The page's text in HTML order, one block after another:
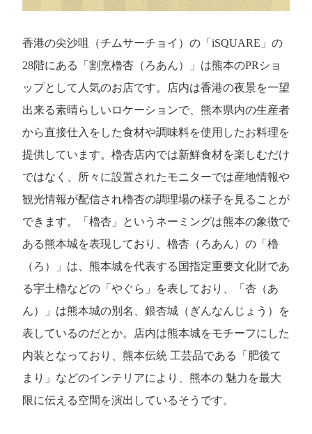
香港の尖沙咀（チムサーチョイ）の「iSQUARE」の
28階にある「割烹櫓杏（ろあん）」は熊本のPRショ
ップとして人気のお店です。店内は香港の夜景を一望
出来る素晴らしいロケーションで、熊本県内の生産者
から直接仕入をした食材や調味料を使用したお料理を
提供しています。櫓杏店内では新鮮食材を楽しむだけ
ではなく、所々に設置されたモニターでは産地情報や
観光情報が配信され櫓杏の調理場の様子を見ることが
できます。「櫓杏」というネーミングは熊本の象徴で
ある熊本城を表現しており、櫓杏（ろあん）の「櫓
（ろ）」は、熊本城を代表する国指定重要文化財であ
る宇土櫓などの「やぐら」を表しており、「杏（あ
ん）」は熊本城の別名、銀杏城（ぎんなんじょう）を
表しているのだとか。店内は熊本城をモチーフにした
内装となっており、熊本伝統 工芸品である「肥後て
まり」などのインテリアにより、熊本の 魅力を最大
限に伝える空間を演出しているそうです。